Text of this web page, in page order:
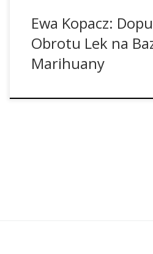
Ewa Kopacz:
Obrotu Lek na
Marihuany